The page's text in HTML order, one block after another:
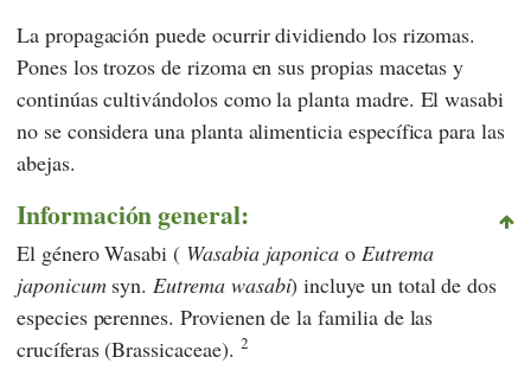
La propagación puede ocurrir dividiendo los rizomas.
Pones los trozos de rizoma en sus propias macetas y
continúas cultivándolos como la planta madre. El wasabi
no se considera una planta alimenticia específica para las
abejas.
Información general:
El género Wasabi ( Wasabia japonica o Eutrema
japonicumsyn. Eutrema wasabi) incluye un total de dos
especies perennes. Provienen de la familia de las
crucíferas (Brassicaceae). 2